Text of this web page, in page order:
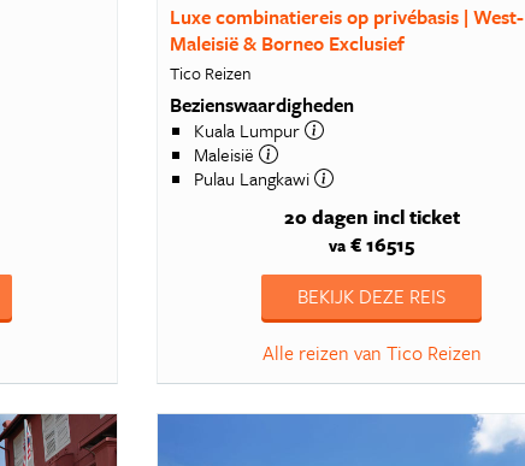
Luxe combinatiereis op privébasis | West-
Maleisië & Borneo Exclusief
Tico Reizen
Bezienswaardigheden
Kuala Lumpur
Maleisië
Pulau Langkawi
20 dagen incl ticket
va € 16515
BEKIJK DEZE REIS
Alle reizen van Tico Reizen